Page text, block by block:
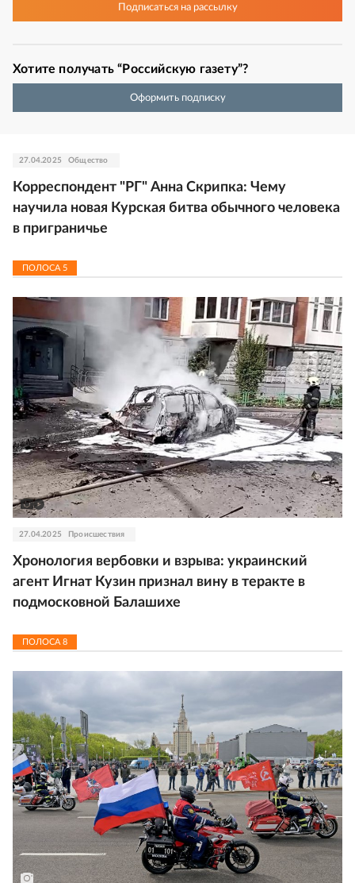
Подписатьсяна рассылку
Хотите получать “Российскую газету”?
Оформить подписку
27.04.2025 Общество
Корреспондент "РГ" Анна Скрипка: Чему
научила новая Курская битва обычного человека
в приграничье
ПОЛОСА5
27.04.2025 Происшествия
Хронология вербовки и взрыва: украинский
агент Игнат Кузин признал вину в теракте в
подмосковной Балашихе
ПОЛОСА 8